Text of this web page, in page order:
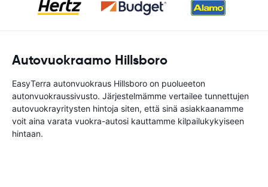
Autovuokraamo Hillsboro
EasyTerra autonvuokraus Hillsboro on puolueeton
autonvuokraussivusto. Järjestelmämme vertailee tunnettujen
autovuokrayritysten hintoja siten, että sinä asiakkaanamme
voit aina varata vuokra-autosi kauttamme kilpailukykyiseen
hintaan.